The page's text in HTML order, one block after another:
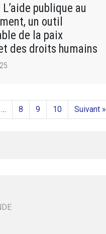
publique au
un outil
de la paix
des droits humains
… 8 9 10 Suivant »